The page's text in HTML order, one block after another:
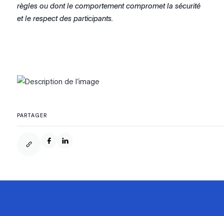
règles ou dont le comportement compromet la sécurité
et le respect des participants.
PARTAGER